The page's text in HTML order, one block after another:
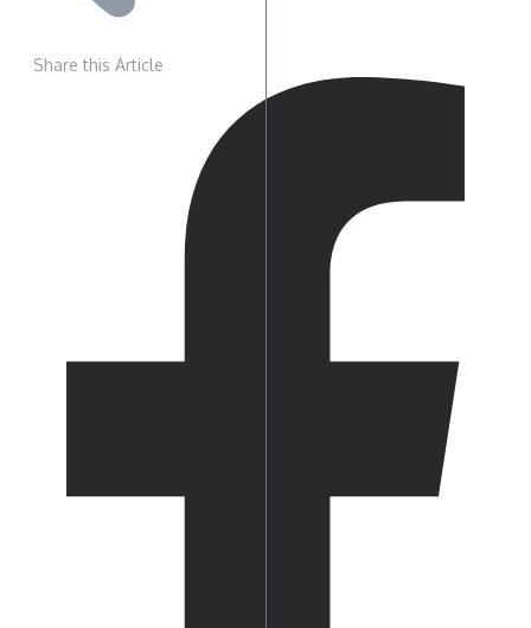
Share this Article